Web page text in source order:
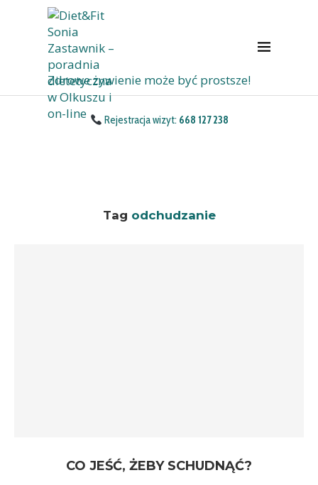
Zdrowe żywienie może być prostsze!
Rejestracja wizyt: 668 127 238
Tag odchudzanie
CO JEŚĆ, ŻEBY SCHUDNĄĆ?